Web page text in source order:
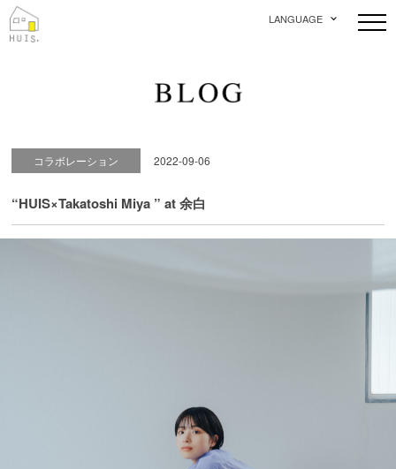
LANGUAGE
コラボレーション 2022-09-06
“HUIS×Takatoshi Miya ” at 余白